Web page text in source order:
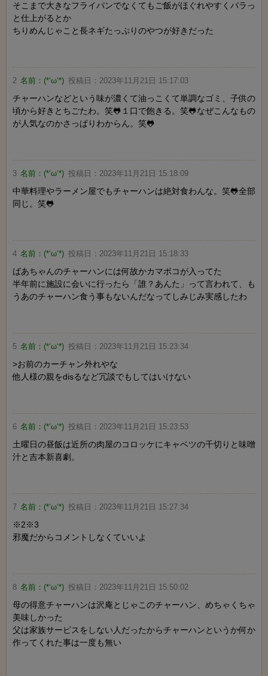
そこまで大きなフライパンでなくてもご飯がほぐれやすくパラっ
と仕上がるとか
ちりめんじゃこと長ネギたっぷりのやつが好きだった
2 名前： (*‘ω‘*) 投稿日： 2023年11月21日 15:17:03
チャーハンなどという味が濃くて油っこくて単調なゴミ、子供の
頃から好きとちごたわ。笑🐸１口で飽きる。笑🐸なぜこんなもの
が人気なのかさっぱりわからん。笑🐸
3 名前： (*‘ω‘*) 投稿日： 2023年11月21日 15:18:09
中華料理やラーメン屋でもチャーハンは絶対食わんな。笑🐸全部
同じ。笑🐸
4 名前： (*‘ω‘*) 投稿日： 2023年11月21日 15:18:33
ばあちゃんのチャーハンには何故かカマボコが入ってた
半年前に施設に会いに行ったら「誰？あんた」って言われて、も
うあのチャーハン食う事もないんだなってしみじみ実感したわ
5 名前： (*‘ω‘*) 投稿日： 2023年11月21日 15:23:34
>お前のカーチャン外れやな
他人様の親をdisるなど冗談でもしてはいけない
6 名前： (*‘ω‘*) 投稿日： 2023年11月21日 15:23:53
土曜日の昼飯は近所の肉屋のコロッケにキャベツの千切りと味噌
汁と吉本新喜劇。
7 名前： (*‘ω‘*) 投稿日： 2023年11月21日 15:27:34
※2※3
邪魔だからコメントしなくていいよ
8 名前： (*‘ω‘*) 投稿日： 2023年11月21日 15:50:02
母の得意チャーハンは沢庵とじゃこのチャーハン、めちゃくちゃ
美味しかった
父は家族サービスをしない人だったからチャーハンというか何か
作ってくれた事は一度も無い